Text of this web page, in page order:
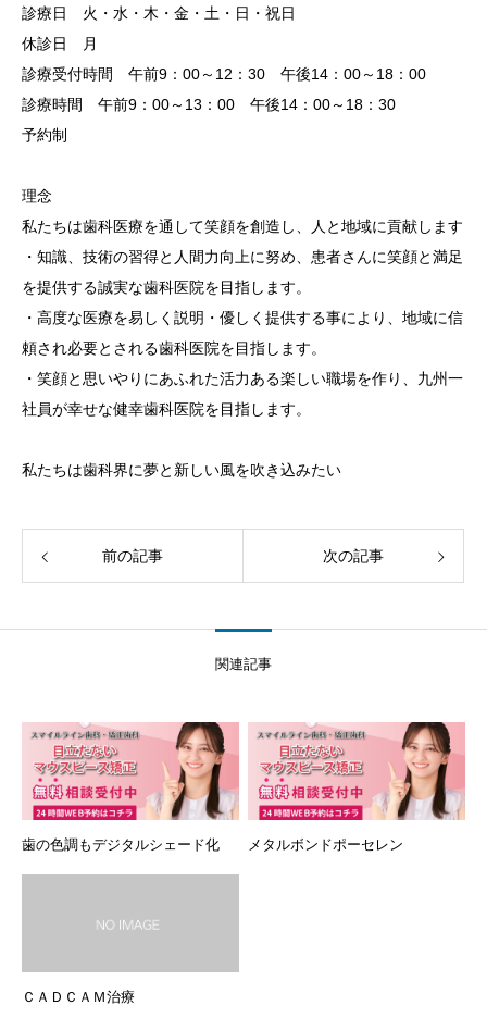
診療日 火・水・木・金・土・日・祝日
休診日 月
診療受付時間 午前9：00～12：30 午後14：00～18：00
診療時間 午前9：00～13：00 午後14：00～18：30
予約制
理念
私たちは歯科医療を通して笑顔を創造し、人と地域に貢献します
・知識、技術の習得と人間力向上に努め、患者さんに笑顔と満足
を提供する誠実な歯科医院を目指します。
・高度な医療を易しく説明・優しく提供する事により、地域に信
頼され必要とされる歯科医院を目指します。
・笑顔と思いやりにあふれた活力ある楽しい職場を作り、九州一
社員が幸せな健幸歯科医院を目指します。
私たちは歯科界に夢と新しい風を吹き込みたい
前の記事 次の記事
関連記事
歯の色調もデジタルシェード化 メタルボンドポーセレン
ＣＡＤＣＡＭ治療